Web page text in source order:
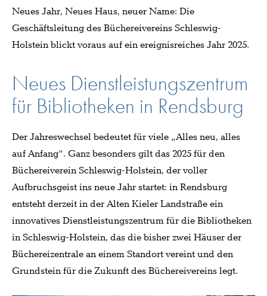
Neues Jahr, Neues Haus, neuer Name: Die
Geschäftsleitung des Büchereivereins Schleswig-
Holstein blickt voraus auf ein ereignisreiches Jahr 2025.
Neues Dienstleistungszentrum
für Bibliotheken in Rendsburg
Der Jahreswechsel bedeutet für viele „Alles neu, alles
auf Anfang“. Ganz besonders gilt das 2025 für den
Büchereiverein Schleswig-Holstein, der voller
Aufbruchsgeist ins neue Jahr startet: in Rendsburg
entsteht derzeit in der Alten Kieler Landstraße ein
innovatives Dienstleistungszentrum für die Bibliotheken
in Schleswig-Holstein, das die bisher zwei Häuser der
Büchereizentrale an einem Standort vereint und den
Grundstein für die Zukunft des Büchereivereins legt.